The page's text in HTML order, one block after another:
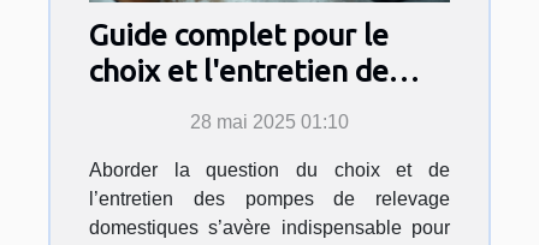
Guide complet pour le
choix et l'entretien de
pompes de relevage
28 mai 2025 01:10
Aborder la question du choix et de
l’entretien des pompes de relevage
domestiques s’avère indispensable pour